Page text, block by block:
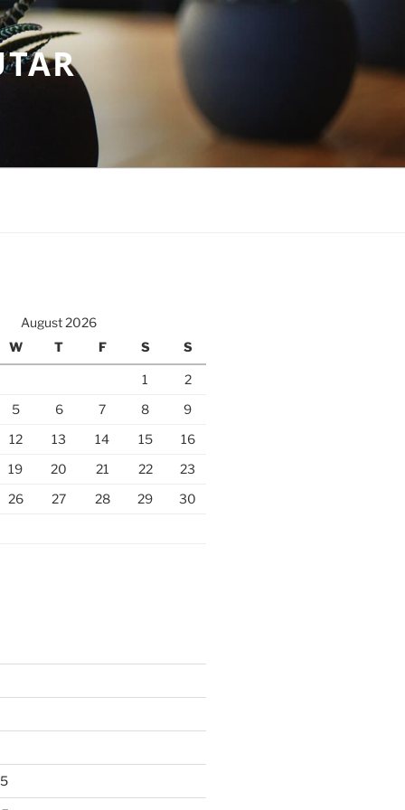
August 2026
W T F S S
1
2
5 6 7 8
9
12 13 14 15
16
19 20 21 22
23
26 27 28 29
30